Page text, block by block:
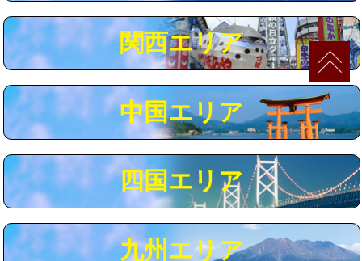
コンクリート斫り（厚さ10㎝超え） 38,500円
モルタル補修（厚さ10㎝まで） 27,500円
追加人工 16,500円
※給水管工事は20mmまでの価格です。
関西エリア
中国エリア
四国エリア
九州エリア